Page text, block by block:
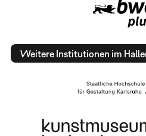
Weitere Institutionen im